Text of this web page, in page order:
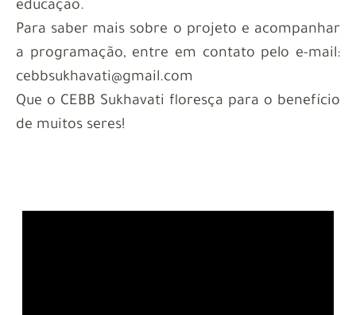
educação.
Para saber mais sobre o projeto e acompanhar
a programação, entre em contato pelo e-mail:
cebbsukhavati@gmail.com
Que o CEBB Sukhavati floresça para o benefício
de muitos seres!